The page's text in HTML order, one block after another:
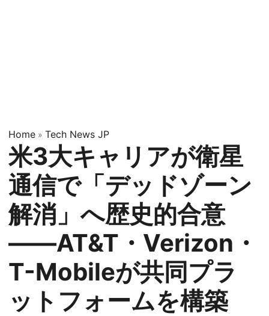
Home » Tech News JP
米3大キャリアが衛星
通信で「デッドゾーン
解消」へ歴史的合意
——AT&T・Verizon・
T-Mobileが共同プラ
ットフォームを構築